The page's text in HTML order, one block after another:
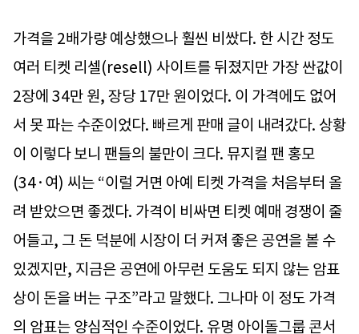
가격을 2배가량 예상했으나 훨씬 비쌌다. 한 시간 정도
여러 티켓 리셀(resell) 사이트를 뒤졌지만 가장 싼값이
2장에 34만 원, 장당 17만 원이었다. 이 가격에도 없어
서 못 파는 수준이었다. 빠르게 판매 글이 내려갔다. 상황
이 이렇다 보니 팬들의 불만이 크다. 뮤지컬 팬 홍모
(34·여) 씨는 “이럴 거면 아예 티켓 가격을 처음부터 올
려 받았으면 좋겠다. 가격이 비싸면 티켓 예매 경쟁이 줄
어들고, 그 돈 덕분에 시장이 더 커져 좋은 공연을 볼 수
있겠지만, 지금은 공연에 아무런 도움도 되지 않는 암표
상이 돈을 버는 구조”라고 말했다. 그나마 이 정도 가격
의 암표는 양심적인 수준이었다. 유명 아이돌그룹 콘서